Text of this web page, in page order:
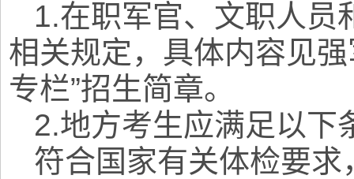
1.在职军官、文职人员
相关规定，具体内容见
专栏”招生简章。
2.地方考生应满足以下
符合国家有关体检要